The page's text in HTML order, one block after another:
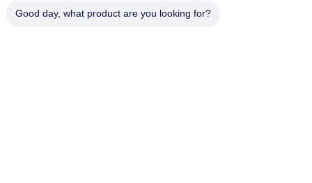
Good day, what product are you looking for?